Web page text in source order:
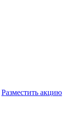
Разместить акцию